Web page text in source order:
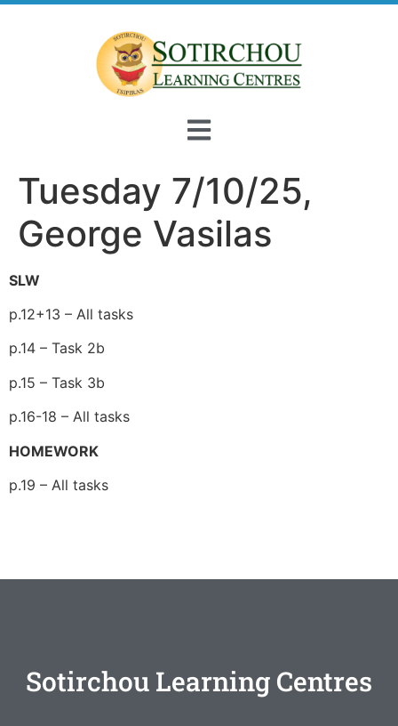
Tuesday 7/10/25,
George Vasilas
SLW
p.12+13 – All tasks
p.14 – Task 2b
p.15 – Task 3b
p.16-18 – All tasks
HOMEWORK
p.19 – All tasks
Sotirchou Learning Centres